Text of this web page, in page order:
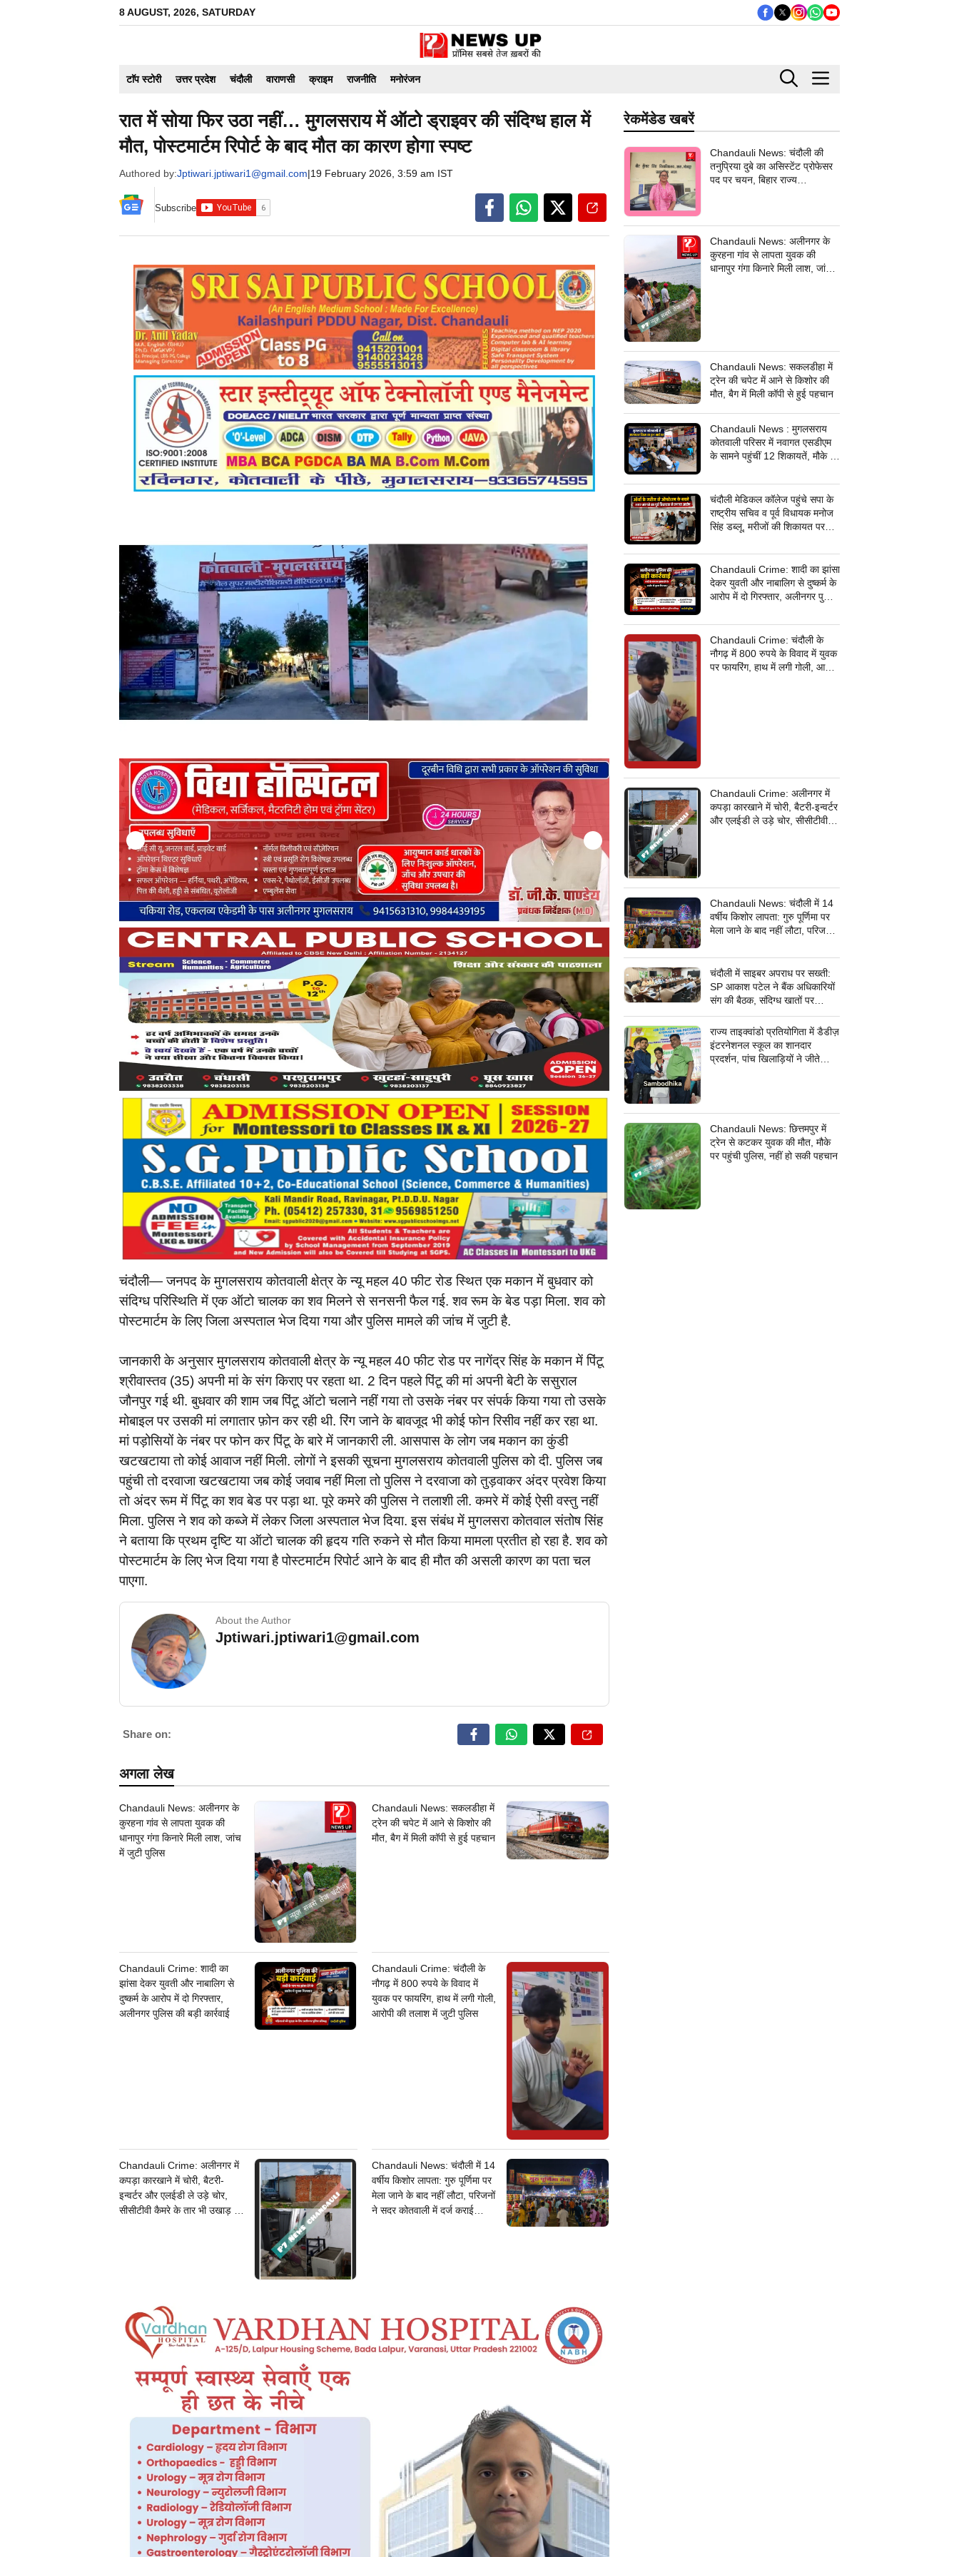
8 AUGUST, 2026, SATURDAY
टाॅप स्टोरी उत्तर प्रदेश चंदौली वाराणसी क्राइम राजनीति मनोरंजन
रात में सोया फिर उठा नहीं… मुगलसराय में ऑटो ड्राइवर की संदिग्ध हाल में
मौत, पोस्टमार्टम रिपोर्ट के बाद मौत का कारण होगा स्पष्ट
Authored by:Jptiwari.jptiwari1@gmail.com|19 February 2026, 3:59 am IST
Subscribe
चंदौली— जनपद के मुगलसराय कोतवाली क्षेत्र के न्यू महल 40 फीट रोड स्थित एक मकान में बुधवार को
संदिग्ध परिस्थिति में एक ऑटो चालक का शव मिलने से सनसनी फैल गई. शव रूम के बेड पड़ा मिला. शव को
पोस्टमार्टम के लिए जिला अस्पताल भेज दिया गया और पुलिस मामले की जांच में जुटी है.
जानकारी के अनुसार मुगलसराय कोतवाली क्षेत्र के न्यू महल 40 फीट रोड पर नागेंद्र सिंह के मकान में पिंटू
श्रीवास्तव (35) अपनी मां के संग किराए पर रहता था. 2 दिन पहले पिंटू की मां अपनी बेटी के ससुराल
जौनपुर गई थी. बुधवार की शाम जब पिंटू ऑटो चलाने नहीं गया तो उसके नंबर पर संपर्क किया गया तो उसके
मोबाइल पर उसकी मां लगातार फ़ोन कर रही थी. रिंग जाने के बावजूद भी कोई फोन रिसीव नहीं कर रहा था.
मां पड़ोसियों के नंबर पर फोन कर पिंटू के बारे में जानकारी ली. आसपास के लोग जब मकान का कुंडी
खटखटाया तो कोई आवाज नहीं मिली. लोगों ने इसकी सूचना मुगलसराय कोतवाली पुलिस को दी. पुलिस जब
पहुंची तो दरवाजा खटखटाया जब कोई जवाब नहीं मिला तो पुलिस ने दरवाजा को तुड़वाकर अंदर प्रवेश किया
तो अंदर रूम में पिंटू का शव बेड पर पड़ा था. पूरे कमरे की पुलिस ने तलाशी ली. कमरे में कोई ऐसी वस्तु नहीं
मिला. पुलिस ने शव को कब्जे में लेकर जिला अस्पताल भेज दिया. इस संबंध में मुगलसरा कोतवाल संतोष सिंह
ने बताया कि प्रथम दृष्टि या ऑटो चालक की हृदय गति रुकने से मौत किया मामला प्रतीत हो रहा है. शव को
पोस्टमार्टम के लिए भेज दिया गया है पोस्टमार्टम रिपोर्ट आने के बाद ही मौत की असली कारण का पता चल
पाएगा.
About the Author
Jptiwari.jptiwari1@gmail.com
Share on:
अगला लेख
Chandauli News: अलीनगर के
कुरहना गांव से लापता युवक की
धानापुर गंगा किनारे मिली लाश, जांच
में जुटी पुलिस
Chandauli News: सकलडीहा में
ट्रेन की चपेट में आने से किशोर की
मौत, बैग में मिली कॉपी से हुई पहचान
Chandauli Crime: शादी का
झांसा देकर युवती और नाबालिग से
दुष्कर्म के आरोप में दो गिरफ्तार,
अलीनगर पुलिस की बड़ी कार्रवाई
Chandauli Crime: चंदौली के
नौगढ़ में 800 रुपये के विवाद में
युवक पर फायरिंग, हाथ में लगी गोली,
आरोपी की तलाश में जुटी पुलिस
Chandauli Crime: अलीनगर में
कपड़ा कारखाने में चोरी, बैटरी-
इन्वर्टर और एलईडी ले उड़े चोर,
सीसीटीवी कैमरे के तार भी उखाड़ ले
Chandauli News: चंदौली में 14
वर्षीय किशोर लापता: गुरु पूर्णिमा पर
मेला जाने के बाद नहीं लौटा, परिजनों
ने सदर कोतवाली में दर्ज कराई
रेकमेंडेड खबरें
Chandauli News: चंदौली की
तनुप्रिया दुबे का असिस्टेंट प्रोफेसर
पद पर चयन, बिहार राज्य
Chandauli News: अलीनगर के
कुरहना गांव से लापता युवक की
धानापुर गंगा किनारे मिली लाश, जांच में
Chandauli News: सकलडीहा में
ट्रेन की चपेट में आने से किशोर की
मौत, बैग में मिली कॉपी से हुई पहचान
Chandauli News : मुगलसराय
कोतवाली परिसर में नवागत एसडीएम
के सामने पहुंचीं 12 शिकायतें, मौके पर
तीन मामलों का निस्तारण
चंदौली मेडिकल कॉलेज पहुंचे सपा के
राष्ट्रीय सचिव व पूर्व विधायक मनोज
सिंह डब्लू, मरीजों की शिकायत पर
कॉलेज में धरना देने का किया ऐलान
Chandauli Crime: शादी का झांसा
देकर युवती और नाबालिग से दुष्कर्म के
आरोप में दो गिरफ्तार, अलीनगर पुलिस
Chandauli Crime: चंदौली के
नौगढ़ में 800 रुपये के विवाद में युवक
पर फायरिंग, हाथ में लगी गोली, आरोपी
Chandauli Crime: अलीनगर में
कपड़ा कारखाने में चोरी, बैटरी-इन्वर्टर
और एलईडी ले उड़े चोर, सीसीटीवी
Chandauli News: चंदौली में 14
वर्षीय किशोर लापता: गुरु पूर्णिमा पर
मेला जाने के बाद नहीं लौटा, परिजनों
गुमशुदगी
चंदौली में साइबर अपराध पर सख्ती:
SP आकाश पटेल ने बैंक अधिकारियों
संग की बैठक, संदिग्ध खातों पर
निगरानी के दिए निर्देश
राज्य ताइक्वांडो प्रतियोगिता में डैडीज़
इंटरनेशनल स्कूल का शानदार
प्रदर्शन, पांच खिलाड़ियों ने जीते
Chandauli News: छित्तमपुर में
ट्रेन से कटकर युवक की मौत, मौके
पर पहुंची पुलिस, नहीं हो सकी पहचान